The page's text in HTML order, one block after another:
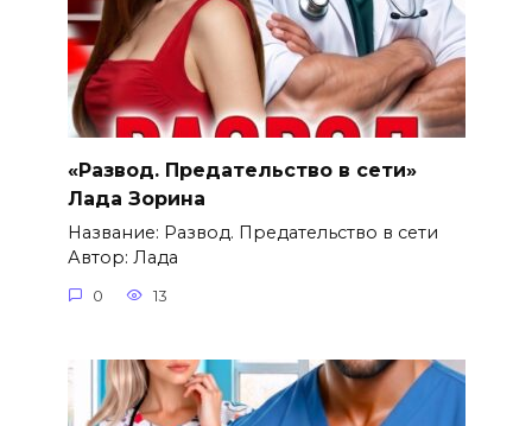
«Развод. Предательство в сети»
Лада Зорина
Название: Развод. Предательство в сети
Автор: Лада
0 13